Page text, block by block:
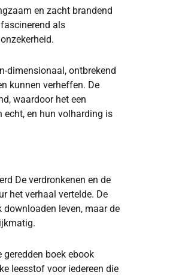
en zacht brandend
als
dimensionaal, ontbrekend
kunnen verheffen. De
waardoor het een
echt, en hun volharding is
De verdronkenen en de
het verhaal vertelde. De
leven, maar de
geredden boek ebook
leesstof voor iedereen die